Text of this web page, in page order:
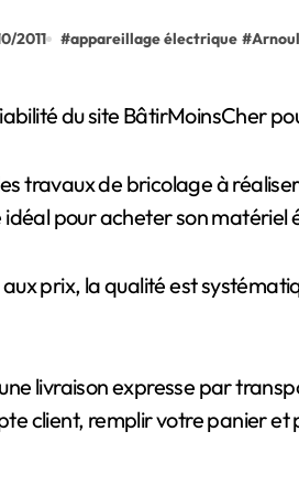
2011 #appareillage électrique #
du site BâtirMoinsCher
travaux de bricolage à
pour acheter son matériel
aux prix, la qualité est
livraison expresse par
client, remplir votre panier